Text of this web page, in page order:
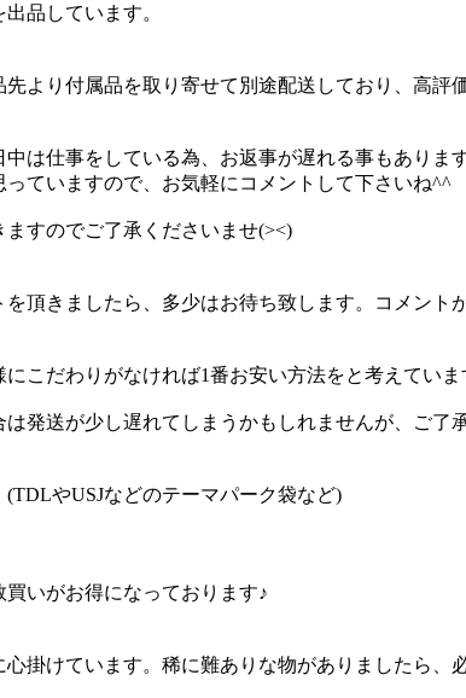
品しています。
より付属品を取り寄せて別途配送しており、高評
は仕事をしている為、お返事が遅れる事もありま
ていますので、お気軽にコメントして下さいね^^
すのでご了承くださいませ(><)
頂きましたら、多少はお待ち致します。コメント
こだわりがなければ1番お安い方法をと考えていま
発送が少し遅れてしまうかもしれませんが、ご了
やUSJなどのテーマパーク袋など)
いがお得になっております♪
掛けています。稀に難ありな物がありましたら、